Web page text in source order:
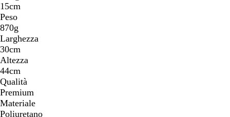
15cm
Peso
870g
Larghezza
30cm
Altezza
44cm
Qualità
Premium
Materiale
Poliuretano